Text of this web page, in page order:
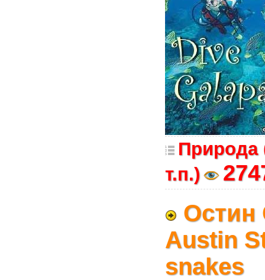
Природа
т.п.)
Остин
Austin
snakes